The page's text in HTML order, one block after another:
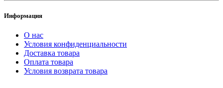
Информация
О нас
Условия конфиденциальности
Доставка товара
Оплата товара
Условия возврата товара